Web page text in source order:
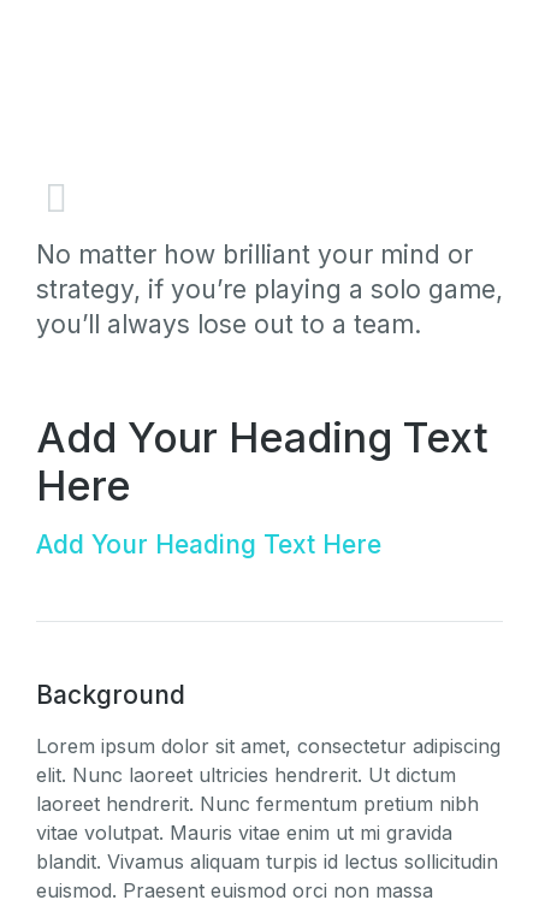
Add Your Heading Text
Here
Add Your Heading Text Here
Background
Lorem ipsum dolor sit amet, consectetur adipiscing
elit. Nunc laoreet ultricies hendrerit. Ut dictum
laoreet hendrerit. Nunc fermentum pretium nibh
vitae volutpat. Mauris vitae enim ut mi gravida
blandit. Vivamus aliquam turpis id lectus sollicitudin
euismod. Praesent euismod orci non massa
No matter how brilliant your mind or
strategy, if you’re playing a solo game,
you’ll always lose out to a team.